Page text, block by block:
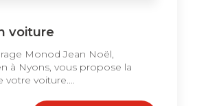
voiture
Monod Jean Noël,
à Nyons, vous propose la
votre voiture....